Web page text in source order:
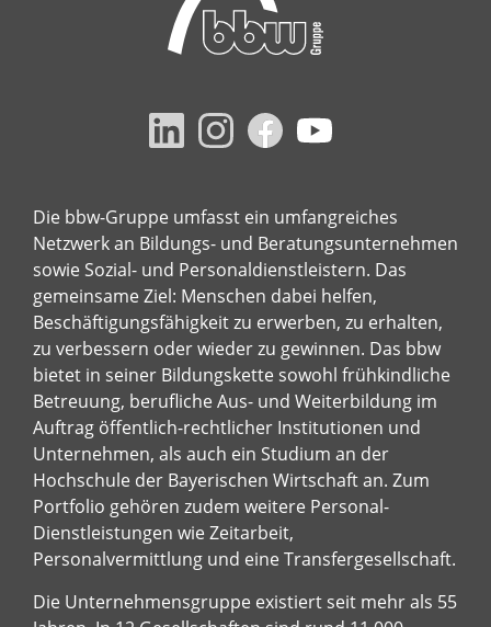
Die bbw-Gruppe umfasst ein umfangreiches
Netzwerk an Bildungs- und Beratungsunternehmen
sowie Sozial- und Personaldienstleistern. Das
gemeinsame Ziel: Menschen dabei helfen,
Beschäftigungsfähigkeit zu erwerben, zu erhalten,
zu verbessern oder wieder zu gewinnen. Das bbw
bietet in seiner Bildungskette sowohl frühkindliche
Betreuung, berufliche Aus- und Weiterbildung im
Auftrag öffentlich-rechtlicher Institutionen und
Unternehmen, als auch ein Studium an der
Hochschule der Bayerischen Wirtschaft an. Zum
Portfolio gehören zudem weitere Personal-
Dienstleistungen wie Zeitarbeit,
Personalvermittlung und eine Transfergesellschaft.
Die Unternehmensgruppe existiert seit mehr als 55